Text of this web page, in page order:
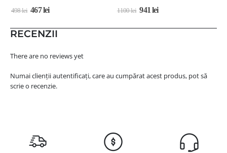
498lei 467lei 1100lei 941lei
RECENZII
There are no reviews yet
Numai clienții autentificați, care au cumpărat acest produs, pot să
scrie o recenzie.